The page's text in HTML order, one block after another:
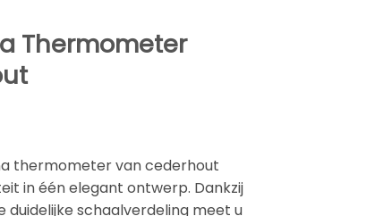
Thermometer
thermometer van cederhout
in één elegant ontwerp. Dankzij
schaalverdeling meet u